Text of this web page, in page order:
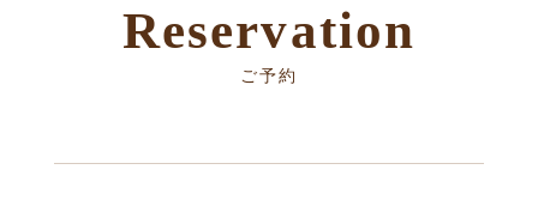
Reservation
ご予約